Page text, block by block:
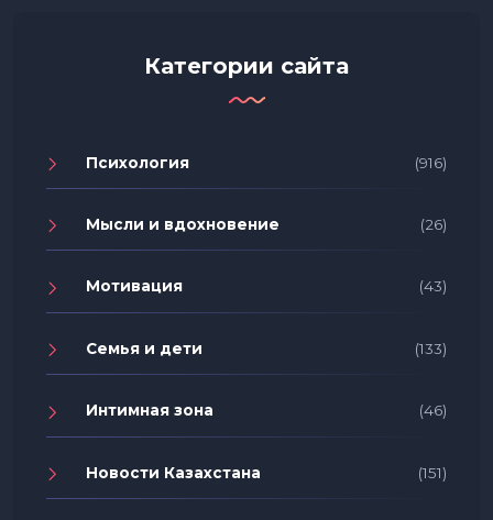
Категории сайта
Психология (916)
Мысли и вдохновение (26)
Мотивация (43)
Семья и дети (133)
Интимная зона (46)
Новости Казахстана (151)